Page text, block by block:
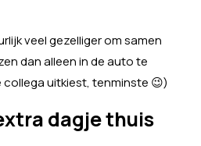
veel gezelliger om samen
dan alleen in de auto te
collega uitkiest, tenminste 😉)
dagje thuis